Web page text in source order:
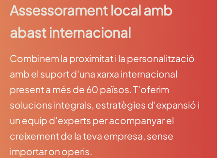
Assessorament local amb
abast internacional
Combinem la proximitat i la personalització
amb el suport d'una xarxa internacional
present a més de 60 països. T'oferim
solucions integrals, estratègies d'expansió i
un equip d'experts per acompanyar el
creixement de la teva empresa, sense
importar on operis.